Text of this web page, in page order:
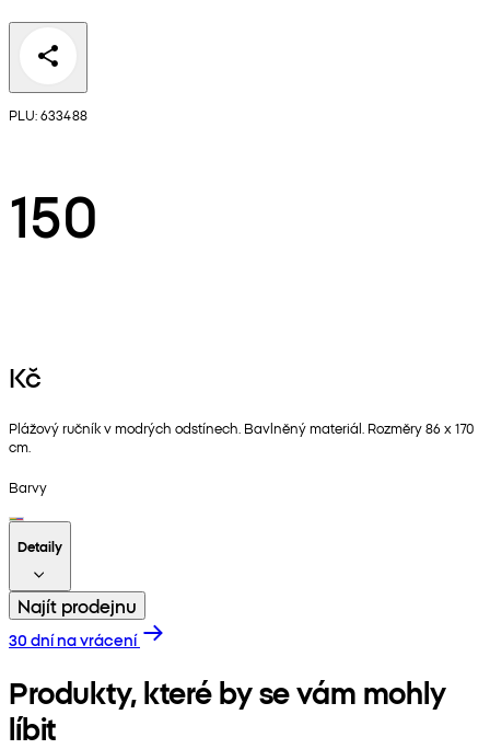
PLU: 633488
150
Kč
Plážový ručník v modrých odstínech. Bavlněný materiál. Rozměry 86 x 170
cm.
Barvy
Detaily
Najít prodejnu
30 dní na vrácení
Produkty, které by se vám mohly
líbit